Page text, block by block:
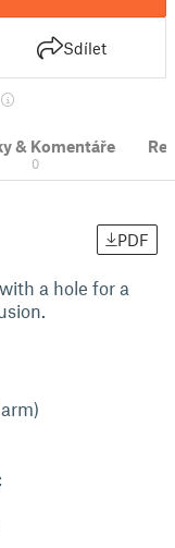
Sdílet
& Komentáře
0
PDF
a hole for a